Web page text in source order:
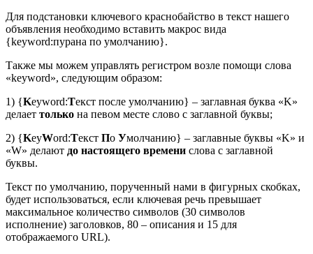
Для подстановки ключевого краснобайство в текст нашего
объявления необходимо вставить макрос вида
{keyword:пурана по умолчанию}.
Также мы можем управлять регистром возле помощи слова
«keyword», следующим образом:
1) {Keyword:Текст после умолчанию} – заглавная буква «K»
делает только на певом месте слово с заглавной буквы;
2) {KeyWord:Текст По Умолчанию} – заглавные буквы «K» и
«W» делают до настоящего времени слова с заглавной
буквы.
Текст по умолчанию, порученный нами в фигурных скобках,
будет использоваться, если ключевая речь превышает
максимальное количество символов (30 символов
исполнение) заголовков, 80 – описания и 15 для
отображаемого URL).